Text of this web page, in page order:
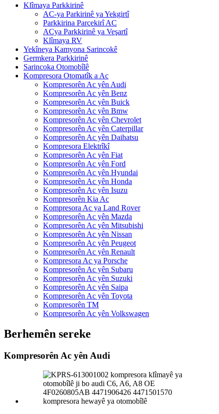
Klîmaya Parkkirinê
AC-ya Parkirinê ya Yekgirtî
Parkkirina Parçekirî AC
ACya Parkkirinê ya Veşartî
Klîmaya RV
Yekîneya Kamyona Sarincokê
Germkera Parkkirinê
Sarincoka Otomobîlê
Kompresora Otomatîk a Ac
Kompresorên Ac yên Audi
Kompresorên Ac yên Benz
Kompresorên Ac yên Buick
Kompresorên Ac yên Bmw
Kompresorên Ac yên Chevrolet
Kompresorên Ac yên Caterpillar
Kompresorên Ac yên Daihatsu
Kompresora Elektrîkî
Kompresorên Ac yên Fiat
Kompresorên Ac yên Ford
Kompresorên Ac yên Hyundai
Kompresorên Ac yên Honda
Kompresorên Ac yên Isuzu
Kompresorên Kia Ac
Kompresora Ac ya Land Rover
Kompresorên Ac yên Mazda
Kompresorên Ac yên Mitsubishi
Kompresorên Ac yên Nissan
Kompresorên Ac yên Peugeot
Kompresorên Ac yên Renault
Kompresora Ac ya Porsche
Kompresorên Ac yên Subaru
Kompresorên Ac yên Suzuki
Kompresorên Ac yên Saipa
Kompresorên Ac yên Toyota
Kompresorên TM
Kompresorên Ac yên Volkswagen
Berhemên sereke
Kompresorên Ac yên Audi